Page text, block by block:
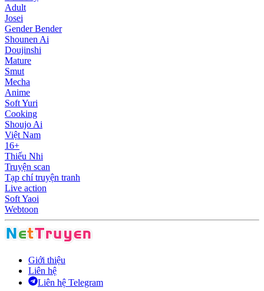
Adult
Josei
Gender Bender
Shounen Ai
Doujinshi
Mature
Smut
Mecha
Anime
Soft Yuri
Cooking
Shoujo Ai
Việt Nam
16+
Thiếu Nhi
Truyện scan
Tạp chí truyện tranh
Live action
Soft Yaoi
Webtoon
Giới thiệu
Liên hệ
Liên hệ Telegram